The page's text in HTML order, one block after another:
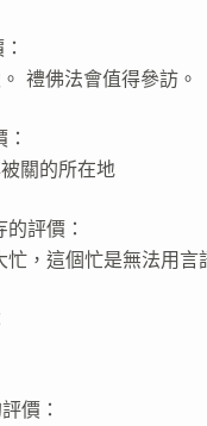
禮佛法會值得參訪。
關的所在地
評價：
忙，這個忙是無法用
價：